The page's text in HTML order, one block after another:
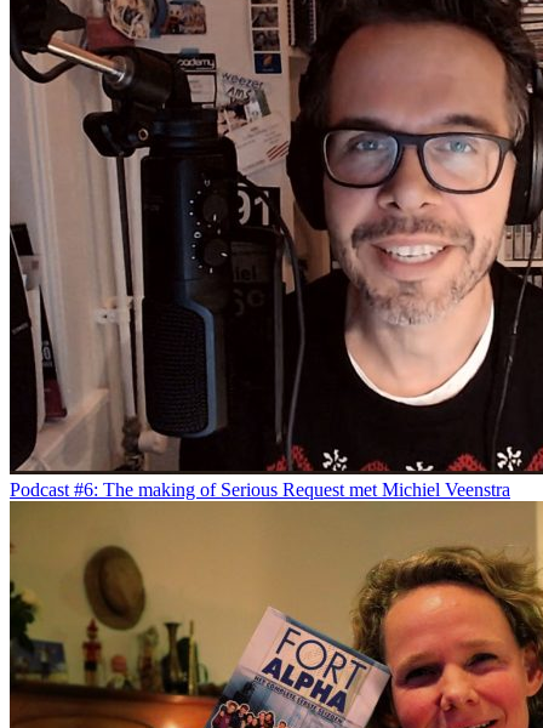
Podcast #6: The making of Serious Request met Michiel Veenstra